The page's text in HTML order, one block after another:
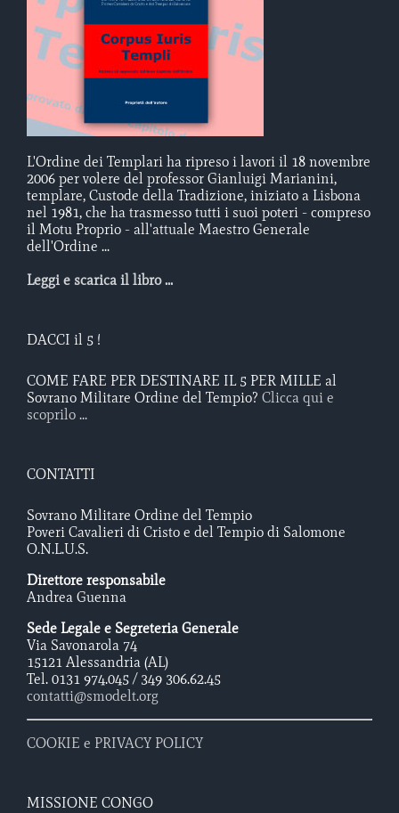
L'Ordine dei Templari ha ripreso i lavori il 18 novembre
2006 per volere del professor Gianluigi Marianini,
templare, Custode della Tradizione, iniziato a Lisbona
nel 1981, che ha trasmesso tutti i suoi poteri - compreso
il Motu Proprio - all'attuale Maestro Generale
dell'Ordine ...
Leggi e scarica il libro ...
DACCI il 5 !
COME FARE PER DESTINARE IL 5 PER MILLE al
Sovrano Militare Ordine del Tempio? Clicca qui e
scoprilo ...
CONTATTI
Sovrano Militare Ordine del Tempio
Poveri Cavalieri di Cristo e del Tempio di Salomone
O.N.L.U.S.
Direttore responsabile
Andrea Guenna
Sede Legale e Segreteria Generale
Via Savonarola 74
15121 Alessandria (AL)
Tel. 0131 974.045 / 349 306.62.45
contatti@smodelt.org
COOKIE e PRIVACY POLICY
MISSIONE CONGO